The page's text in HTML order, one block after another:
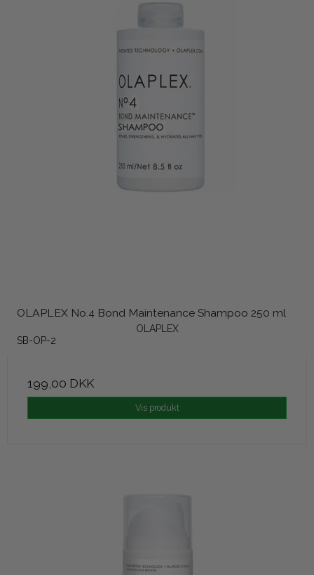
OLAPLEX No.4 Bond Maintenance Shampoo 250 ml
OLAPLEX
SB-OP-2
199,00 DKK
Vis produkt